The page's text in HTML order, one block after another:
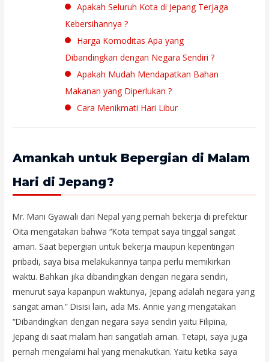
Apakah Seluruh Kota di Jepang Terjaga
Kebersihannya ?
Harga Komoditas Apa yang
Dibandingkan dengan Negara Sendiri ?
Apakah Mudah Mendapatkan Bahan
Makanan yang Diperlukan ?
Cara Menikmati Hari Libur
Amankah untuk Bepergian di Malam
Hari di Jepang?
Mr. Mani Gyawali dari Nepal yang pernah bekerja di prefektur
Oita mengatakan bahwa “Kota tempat saya tinggal sangat
aman. Saat bepergian untuk bekerja maupun kepentingan
pribadi, saya bisa melakukannya tanpa perlu memikirkan
waktu. Bahkan jika dibandingkan dengan negara sendiri,
menurut saya kapanpun waktunya, Jepang adalah negara yang
sangat aman.” Disisi lain, ada Ms. Annie yang mengatakan
“Dibandingkan dengan negara saya sendiri yaitu Filipina,
Jepang di saat malam hari sangatlah aman. Tetapi, saya juga
pernah mengalami hal yang menakutkan. Yaitu ketika saya